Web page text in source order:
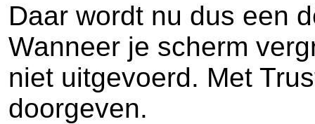
Daar wordt nu dus een
Wanneer je scherm
niet uitgevoerd. Met
doorgeven.